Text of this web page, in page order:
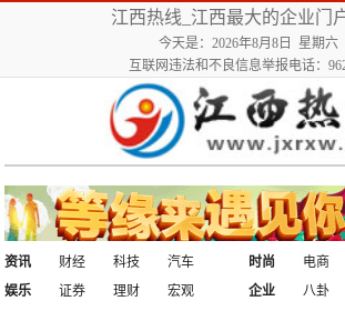
江西热线_江西最大的企业门
今天是：2026年8月8日 星期六
互联网违法和不良信息举报电话：
资讯 财经 科技
汽车
娱乐
证券 理财 宏观
时尚 电商
企业
八卦